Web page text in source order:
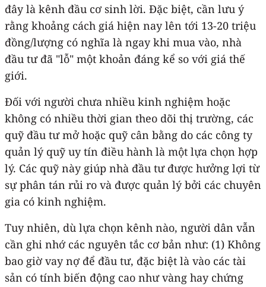
đây là kênh đầu cơ sinh lời. Đặc biệt, cần lưu ý
rằng khoảng cách giá hiện nay lên tới 13-20 triệu
đồng/lượng có nghĩa là ngay khi mua vào, nhà
đầu tư đã "lỗ" một khoản đáng kể so với giá thế
giới.
Đối với người chưa nhiều kinh nghiệm hoặc
không có nhiều thời gian theo dõi thị trường, các
quỹ đầu tư mở hoặc quỹ cân bằng do các công ty
quản lý quỹ uy tín điều hành là một lựa chọn hợp
lý. Các quỹ này giúp nhà đầu tư được hưởng lợi từ
sự phân tán rủi ro và được quản lý bởi các chuyên
gia có kinh nghiệm.
Tuy nhiên, dù lựa chọn kênh nào, người dân vẫn
cần ghi nhớ các nguyên tắc cơ bản như: (1) Không
bao giờ vay nợ để đầu tư, đặc biệt là vào các tài
sản có tính biến động cao như vàng hay chứng